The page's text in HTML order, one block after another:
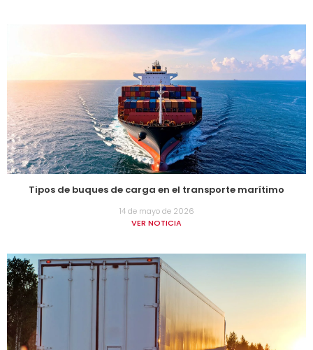
Tipos de buques de carga en el transporte marítimo
14 de mayo de 2026
VER NOTICIA